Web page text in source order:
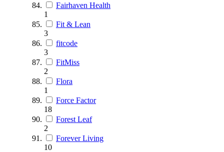
Fairhaven Health
1
Fit & Lean
3
fitcode
3
FitMiss
2
Flora
1
Force Factor
18
Forest Leaf
2
Forever Living
10